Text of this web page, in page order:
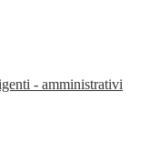
- amministrativi